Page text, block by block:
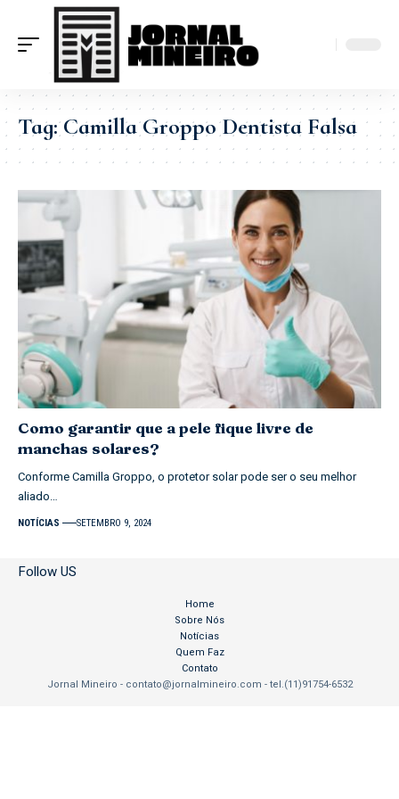
Tag:Camilla Groppo Dentista Falsa
Como garantir que a pele fique livre de
manchas solares?
Conforme Camilla Groppo, o protetor solar pode ser o seu melhor
aliado…
NOTÍCIAS SETEMBRO 9, 2024
Follow US
Jornal Mineiro - contato@jornalmineiro.com - tel.(11)91754-6532
Home
Sobre Nós
Notícias
Quem Faz
Contato